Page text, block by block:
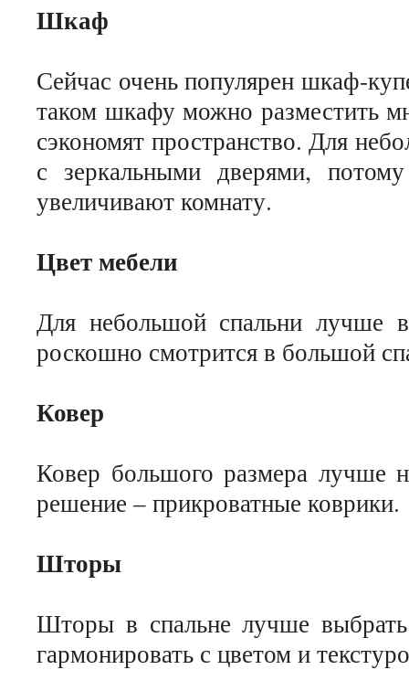
Шкаф
Сейчас очень популярен шкаф-
таком шкафу можно разместить
сэкономят пространство. Для
с зеркальными дверями,
увеличивают комнату.
Цвет мебели
Для небольшой спальни лучше
роскошно смотрится в большой
Ковер
Ковер большого размера лучше
решение – прикроватные коврики.
Шторы
Шторы в спальне лучше
гармонировать с цветом и